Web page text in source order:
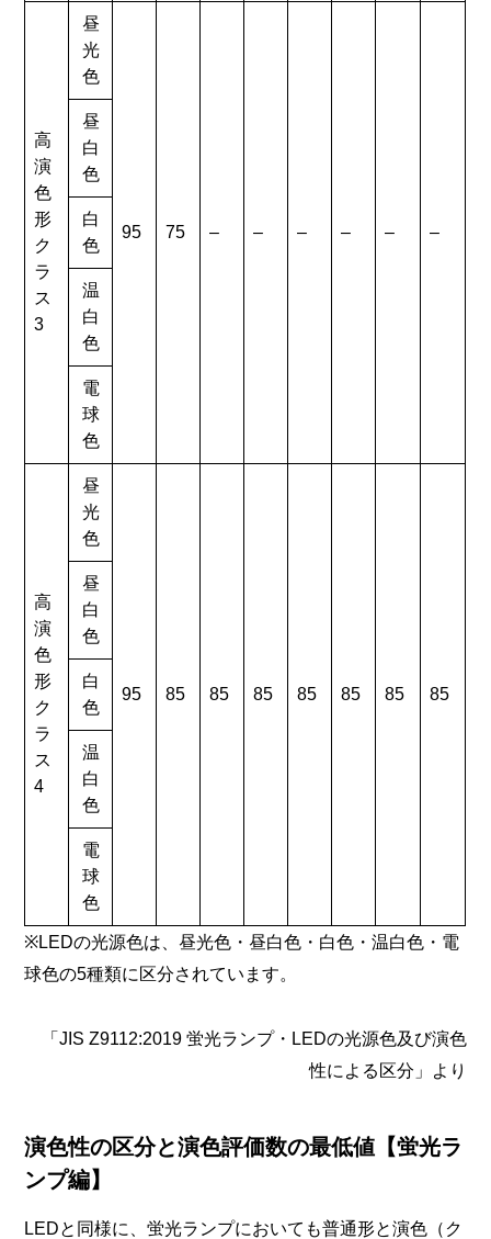
高
演
色
形
ク
ラ
ス
3
昼
光
色
95 75 – – – – – –
昼
白
色
白
色
温
白
色
電
球
色
高
演
色
形
ク
ラ
ス
4
昼
光
色
95 85 85 85 85 85 85 85
昼
白
色
白
色
温
白
色
電
球
色
※LEDの光源色は、昼光色・昼白色・白色・温白色・電
球色の5種類に区分されています。
「JIS Z9112:2019 蛍光ランプ・LEDの光源色及び演色
性による区分」より
演色性の区分と演色評価数の最低値【蛍光ラ
ンプ編】
LEDと同様に、蛍光ランプにおいても普通形と演色（ク